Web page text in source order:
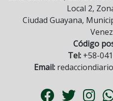
Local 2,
Ciudad Guayana,
Código
Tel:+58-
Email: